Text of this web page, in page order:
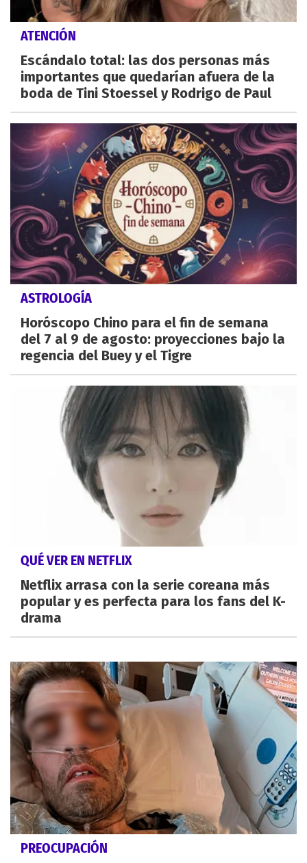
ATENCIÓN
Escándalo total: las dos personas más
importantes que quedarían afuera de la
boda de Tini Stoessel y Rodrigo de Paul
ASTROLOGÍA
Horóscopo Chino para el fin de semana
del 7 al 9 de agosto: proyecciones bajo la
regencia del Buey y el Tigre
QUÉ VER EN NETFLIX
Netflix arrasa con la serie coreana más
popular y es perfecta para los fans del K-
drama
PREOCUPACIÓN